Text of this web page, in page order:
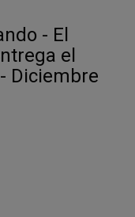
- El
el
Diciembre